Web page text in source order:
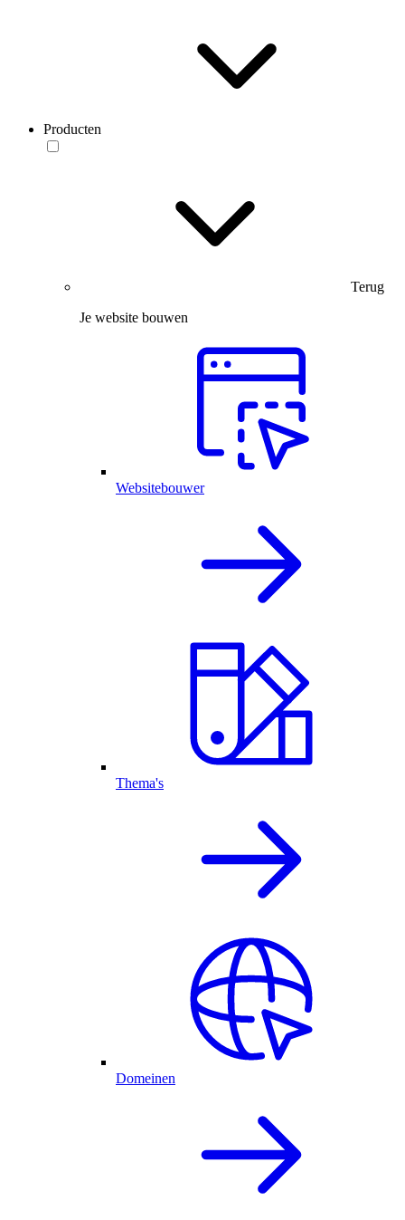
Producten
Terug
Je website bouwen
Websitebouwer
Thema's
Domeinen